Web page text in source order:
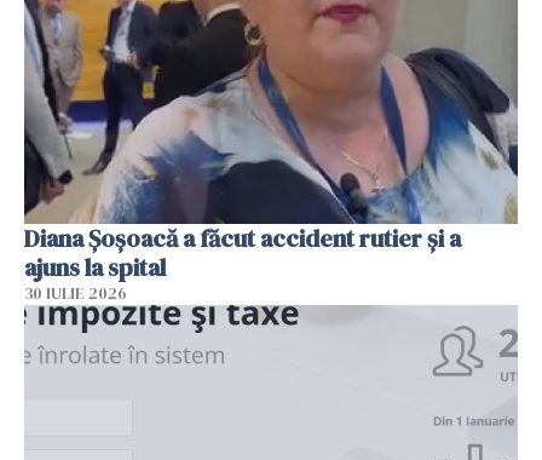
Diana Șoșoacă a făcut accident rutier și a
ajuns la spital
30 IULIE 2026